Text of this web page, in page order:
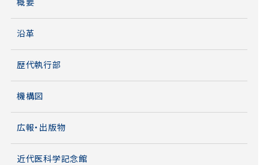
概要
沿革
歴代執行部
機構図
広報・出版物
近代医科学記念館